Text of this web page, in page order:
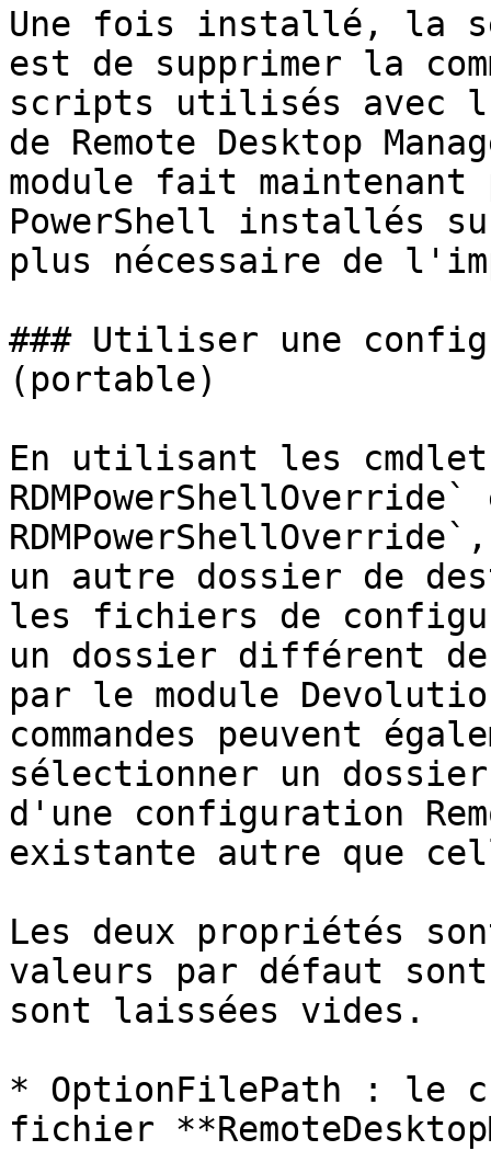
Une fois installé, la
est de supprimer la
scripts utilisés avec
de Remote Desktop
module fait maintenant
PowerShell installés
plus nécessaire de
### Utiliser une
(portable)
En utilisant les
un autre dossier de
les fichiers de
un dossier différent
par le module
commandes peuvent
sélectionner un
d'une configuration
existante autre que
Les deux propriétés
valeurs par défaut
sont laissées vides.
* OptionFilePath : le
fichier